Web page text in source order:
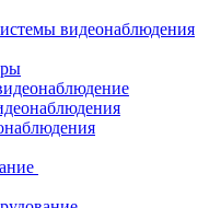
видеонаблюдения